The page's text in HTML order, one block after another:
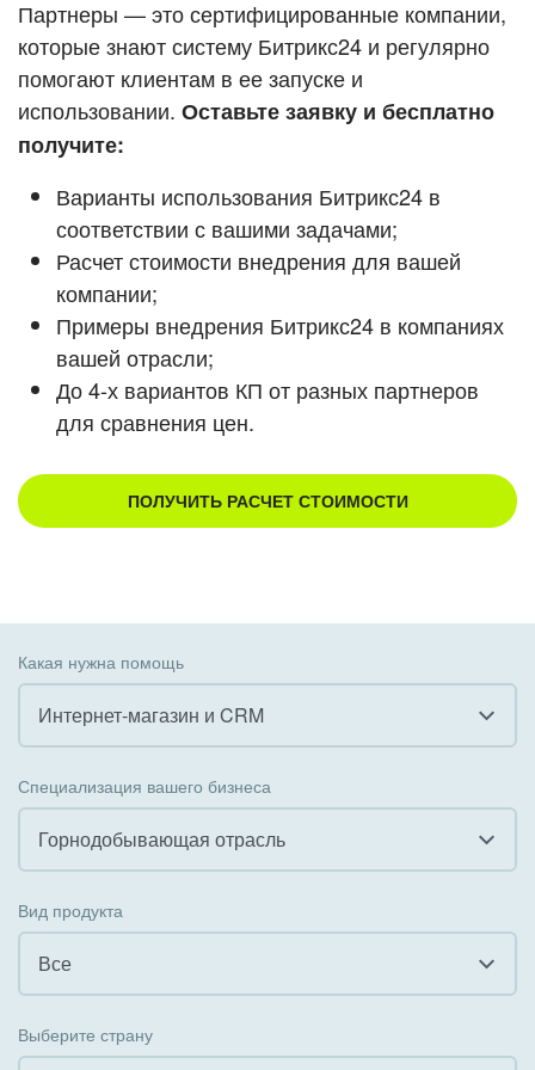
ВХОД
ВХОД
Смотреть видеокейсы
Партнеры — это сертифицированные компании,
которые знают систему Битрикс24 и регулярно
помогают клиентам в ее запуске и
использовании. Оставьте заявку и бесплатно
получите:
Варианты использования Битрикс24 в
соответствии с вашими задачами;
Расчет стоимости внедрения для вашей
компании;
Примеры внедрения Битрикс24 в компаниях
вашей отрасли;
До 4-х вариантов КП от разных партнеров
для сравнения цен.
ПОЛУЧИТЬ РАСЧЕТ СТОИМОСТИ
Какая нужна помощь
Интернет-магазин и CRM
Внедрение КЭДО
Интеграция с 1С
Внедрение Бизнес-процессов
Специализация вашего бизнеса
Горнодобывающая отрасль
Государственные организации
Коммунальные услуги, ЖКХ
Вид продукта
Все
Выберите страну